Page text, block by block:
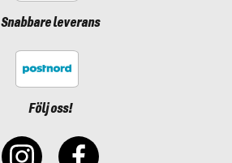
Snabbare leverans
Följ oss!